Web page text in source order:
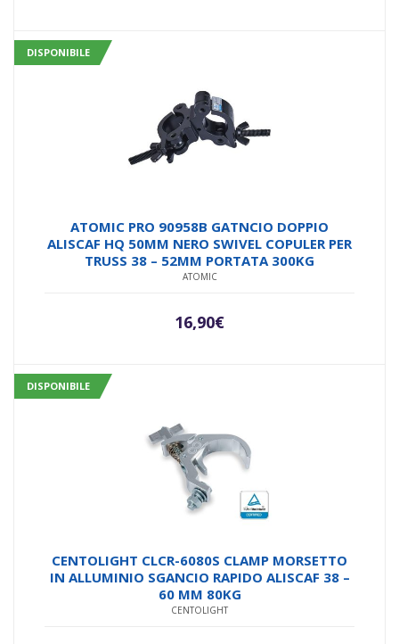
DISPONIBILE
ATOMIC PRO 90958B GATNCIO DOPPIO
ALISCAF HQ 50MM NERO SWIVEL COPULER PER
TRUSS 38 – 52MM PORTATA 300KG
ATOMIC
16,90€
DISPONIBILE
CENTOLIGHT CLCR-6080S CLAMP MORSETTO
IN ALLUMINIO SGANCIO RAPIDO ALISCAF 38 –
60 MM 80KG
CENTOLIGHT